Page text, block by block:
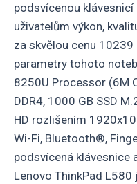
podsvícenou
uživatelům výkon,
za skvělou cenu
parametry tohoto
8250U Processor (6M
DDR4, 1000 GB SSD
HD rozlišením
Wi-Fi, Bluetooth®,
podsvícená klávesnice
Lenovo ThinkPad L580